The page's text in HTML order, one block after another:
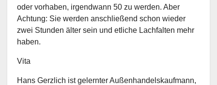
oder vorhaben, irgendwann 50 zu werden. Aber
Achtung: Sie werden anschließend schon wieder
zwei Stunden älter sein und etliche Lachfalten mehr
haben.
Vita
Hans Gerzlich ist gelernter Außenhandelskaufmann,